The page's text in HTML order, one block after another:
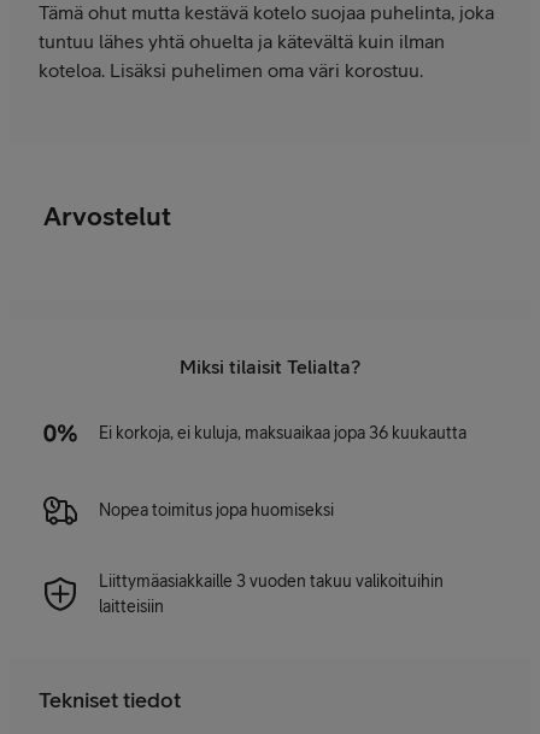
Tämä ohut mutta kestävä kotelo suojaa puhelinta, joka
tuntuu lähes yhtä ohuelta ja kätevältä kuin ilman
koteloa. Lisäksi puhelimen oma väri korostuu.
Arvostelut
Miksi tilaisit Telialta?
Ei korkoja, ei kuluja, maksuaikaa jopa 36 kuukautta
Nopea toimitus jopa huomiseksi
Liittymäasiakkaille 3 vuoden takuu valikoituihin
laitteisiin
Tekniset tiedot